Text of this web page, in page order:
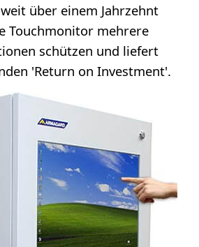
über einem Jahrzehnt
Touchmonitor mehrere
schützen und liefert
'Return on Investment'.